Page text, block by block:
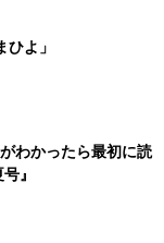
よ」
わかったら最初に読
』